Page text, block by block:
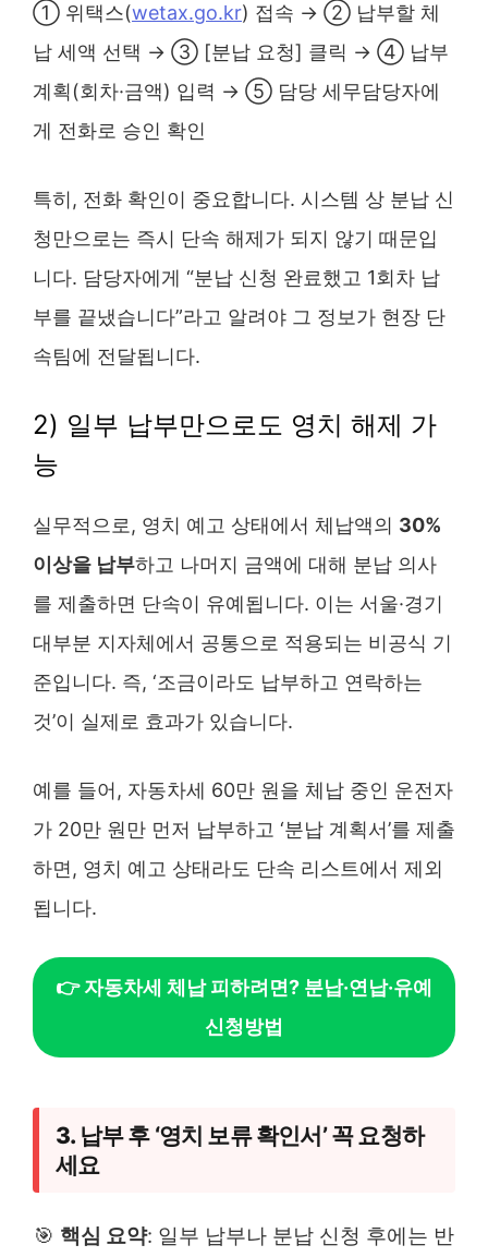
① 위택스(wetax.go.kr) 접속 → ② 납부할 체
납 세액 선택 → ③ [분납 요청] 클릭 → ④ 납부
계획(회차·금액) 입력 → ⑤ 담당 세무담당자에
게 전화로 승인 확인
특히, 전화 확인이 중요합니다. 시스템 상 분납 신
청만으로는 즉시 단속 해제가 되지 않기 때문입
니다. 담당자에게 “분납 신청 완료했고 1회차 납
부를 끝냈습니다”라고 알려야 그 정보가 현장 단
속팀에 전달됩니다.
2) 일부 납부만으로도 영치 해제 가
능
실무적으로, 영치 예고 상태에서 체납액의 30%
이상을 납부하고 나머지 금액에 대해 분납 의사
를 제출하면 단속이 유예됩니다. 이는 서울·경기
대부분 지자체에서 공통으로 적용되는 비공식 기
준입니다. 즉, ‘조금이라도 납부하고 연락하는
것’이 실제로 효과가 있습니다.
예를 들어, 자동차세 60만 원을 체납 중인 운전자
가 20만 원만 먼저 납부하고 ‘분납 계획서’를 제출
하면, 영치 예고 상태라도 단속 리스트에서 제외
됩니다.
👉 자동차세 체납 피하려면? 분납·연납·유예
신청방법
3. 납부 후 ‘영치 보류 확인서’ 꼭 요청하
세요
🎯 핵심 요약: 일부 납부나 분납 신청 후에는 반